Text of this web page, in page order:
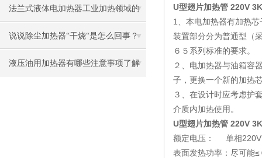
法兰式液体电加热器工业加热领域的
优选设备
说说除尘加热器“干烧“是怎么回事？
液压油用加热器有哪些注意事项了解
U型翅片加热管 220V
1、本电加热器有加热
装置部分分为普通型（
６５系列标准的要求。
２、电加热器与油箱容
子，更换一个新的加热
３、在设计时应考虑护
介质内加热使用。
U型翅片加热管 220V
额定电压： 单相
表面发热功率：尽可能